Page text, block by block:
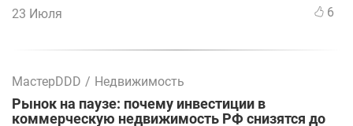
23 Июля 6
МастерDDD / Недвижимость
Рынок на паузе: почему инвестиции в
коммерческую недвижимость РФ снизятся до